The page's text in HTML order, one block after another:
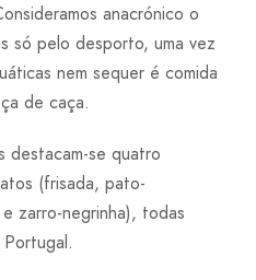
anacrónico o
só pelo desporto, uma vez
nem sequer é comida
de caça.
destacam-se quatro
(frisada, pato-
zarro-negrinha), todas